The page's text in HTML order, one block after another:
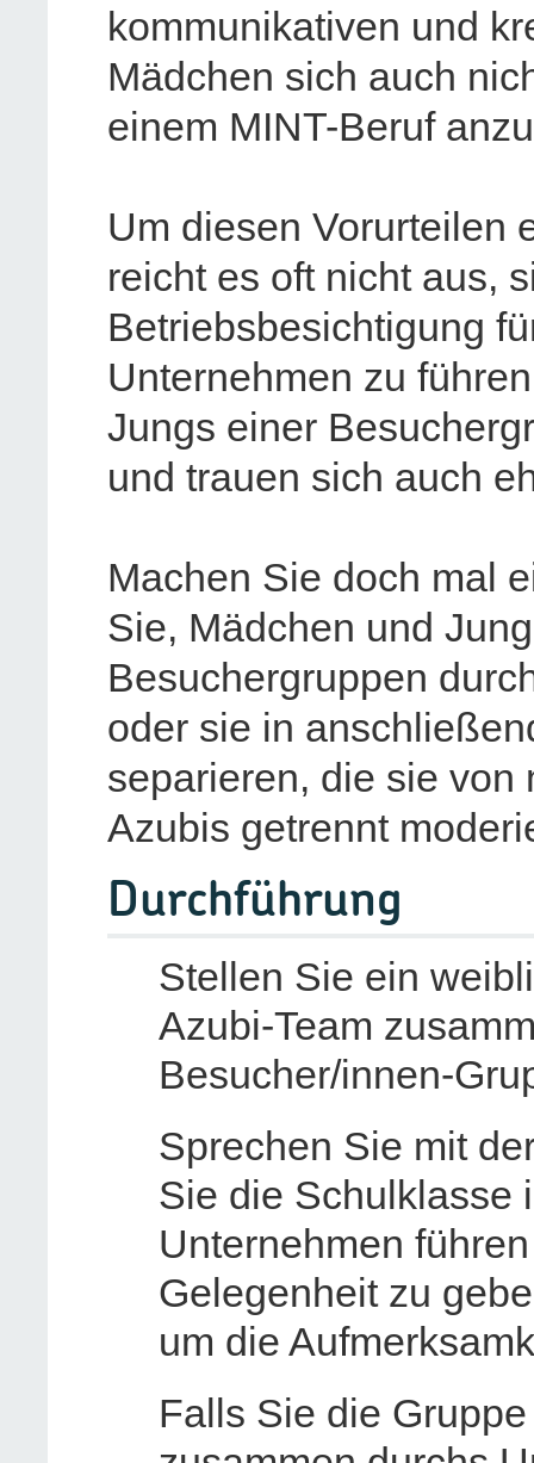
kommunikativen und
Mädchen sich auch
einem MINT-Beruf
Um diesen Vorurteilen
reicht es oft nicht aus,
Betriebsbesichtigung
Unternehmen zu
Jungs einer
und trauen sich auch
Machen Sie doch mal
Sie, Mädchen und
Besuchergruppen
oder sie in
separieren, die sie
Azubis getrennt
Durchführung
Stellen Sie ein
Azubi-Team
Besucher/innen-
Sprechen Sie mit
Sie die Schulklasse
Unternehmen
Gelegenheit zu
um die
Falls Sie die